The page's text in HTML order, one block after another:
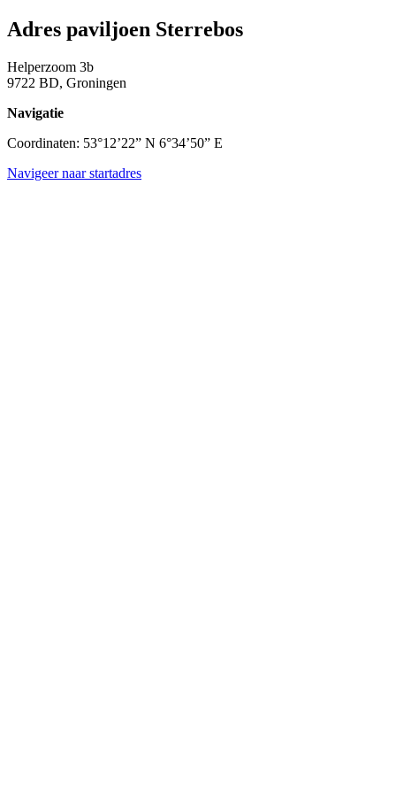
Adres paviljoen Sterrebos
Helperzoom 3b
9722 BD, Groningen
Navigatie
Coordinaten: 53°12’22” N 6°34’50” E
Navigeer naar startadres